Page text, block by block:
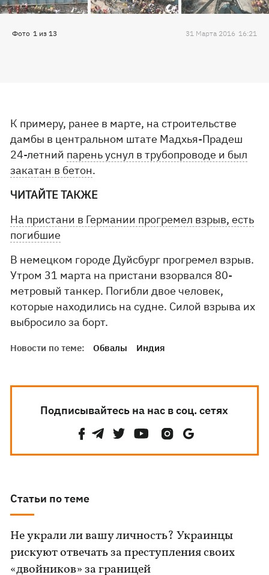
Фото 1 из 13 31 Марта 2016 16:21
К примеру, ранее в марте, на строительстве
дамбы в центральном штате Мадхья-Прадеш
24-летний парень уснул в трубопроводе и был
закатан в бетон.
ЧИТАЙТЕ ТАКЖЕ
На пристани в Германии прогремел взрыв, есть
погибшие
В немецком городе Дуйсбург прогремел взрыв.
Утром 31 марта на пристани взорвался 80-
метровый танкер. Погибли двое человек,
которые находились на судне. Силой взрыва их
выбросило за борт.
Новости по теме: Обвалы Индия
Подписывайтесь на нас в соц. сетях
Статьи по теме
Не украли ли вашу личность? Украинцы
рискуют отвечать за преступления своих
«двойников» за границей